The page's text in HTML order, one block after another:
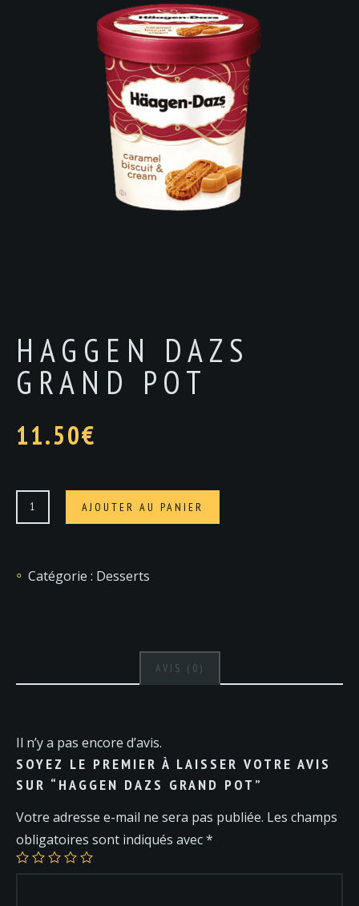
HAGGEN DAZS
GRAND POT
11.50€
quantité
de
Dazs
AJOUTER AU PANIER
Catégorie : Desserts
AVIS (0)
Il n’y a pas encore d’avis.
SOYEZ LE PREMIER À LAISSER VOTRE AVIS
SUR “HAGGEN DAZS GRAND POT”
Votre adresse e-mail ne sera pas publiée. Les champs
obligatoires sont indiqués avec*